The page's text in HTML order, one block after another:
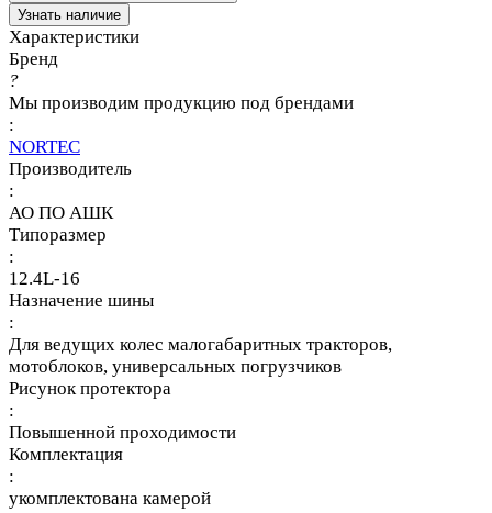
Узнать наличие
Характеристики
Бренд
?
Мы производим продукцию под брендами
:
NORTEC
Производитель
:
АО ПО АШК
Типоразмер
:
12.4L-16
Назначение шины
:
Для ведущих колес малогабаритных тракторов,
мотоблоков, универсальных погрузчиков
Рисунок протектора
:
Повышенной проходимости
Комплектация
:
укомплектована камерой